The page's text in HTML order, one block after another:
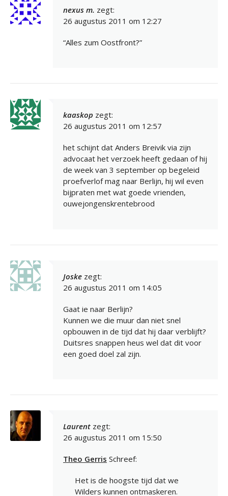
nexus m. zegt:
26 augustus 2011 om 12:27
“Alles zum Oostfront?”
kaaskop zegt:
26 augustus 2011 om 12:57
het schijnt dat Anders Breivik via zijn
advocaat het verzoek heeft gedaan of hij
de week van 3 september op begeleid
proefverlof mag naar Berlijn, hij wil even
bijpraten met wat goede vrienden,
ouwejongenskrentebrood
Joske zegt:
26 augustus 2011 om 14:05
Gaat ie naar Berlijn?
Kunnen we die muur dan niet snel
opbouwen in de tijd dat hij daar verblijft?
Duitsres snappen heus wel dat dit voor
een goed doel zal zijn.
Laurent zegt:
26 augustus 2011 om 15:50
Theo Gerris Schreef:
Het is de hoogste tijd dat we
Wilders kunnen ontmaskeren.